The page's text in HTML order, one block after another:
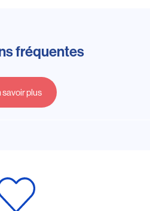
fréquentes
savoir plus